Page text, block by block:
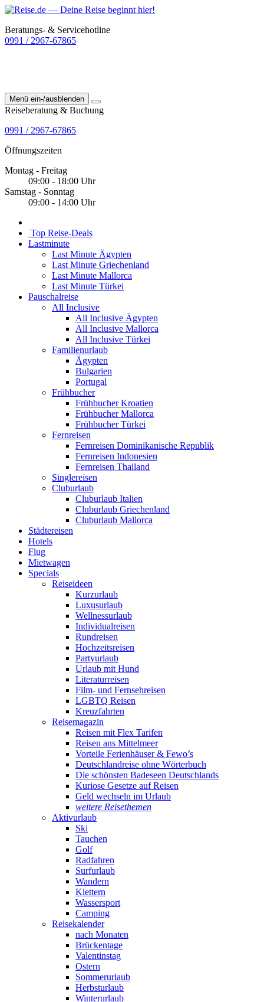
Beratungs- & Servicehotline
0991 / 2967-67865
Menü ein-/ausblenden
Reiseberatung & Buchung
0991 / 2967-67865
Öffnungszeiten
Montag - Freitag
09:00 - 18:00 Uhr
Samstag - Sonntag
09:00 - 14:00 Uhr
Top Reise-Deals
Lastminute
Last Minute Ägypten
Last Minute Griechenland
Last Minute Mallorca
Last Minute Türkei
Pauschalreise
All Inclusive
All Inclusive Ägypten
All Inclusive Mallorca
All Inclusive Türkei
Familienurlaub
Ägypten
Bulgarien
Portugal
Frühbucher
Frühbucher Kroatien
Frühbucher Mallorca
Frühbucher Türkei
Fernreisen
Fernreisen Dominikanische Republik
Fernreisen Indonesien
Fernreisen Thailand
Singlereisen
Cluburlaub
Cluburlaub Italien
Cluburlaub Griechenland
Cluburlaub Mallorca
Städtereisen
Hotels
Flug
Mietwagen
Specials
Reiseideen
Kurzurlaub
Luxusurlaub
Wellnessurlaub
Individualreisen
Rundreisen
Hochzeitsreisen
Partyurlaub
Urlaub mit Hund
Literaturreisen
Film- und Fernsehreisen
LGBTQ Reisen
Kreuzfahrten
Reisemagazin
Reisen mit Flex Tarifen
Reisen ans Mittelmeer
Vorteile Ferienhäuser & Fewo’s
Deutschlandreise ohne Wörterbuch
Die schönsten Badeseen Deutschlands
Kuriose Gesetze auf Reisen
Geld wechseln im Urlaub
weitere Reisethemen
Aktivurlaub
Ski
Tauchen
Golf
Radfahren
Surfurlaub
Wandern
Klettern
Wassersport
Camping
Reisekalender
nach Monaten
Brückentage
Valentinstag
Ostern
Sommerurlaub
Herbsturlaub
Winterurlaub